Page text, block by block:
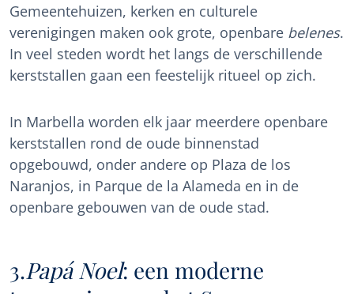
Gemeentehuizen, kerken en culturele
verenigingen maken ook grote, openbare belenes.
In veel steden wordt het langs de verschillende
kerststallen gaan een feestelijk ritueel op zich.
In Marbella worden elk jaar meerdere openbare
kerststallen rond de oude binnenstad
opgebouwd, onder andere op Plaza de los
Naranjos, in Parque de la Alameda en in de
openbare gebouwen van de oude stad.
3.Papá Noel: een moderne